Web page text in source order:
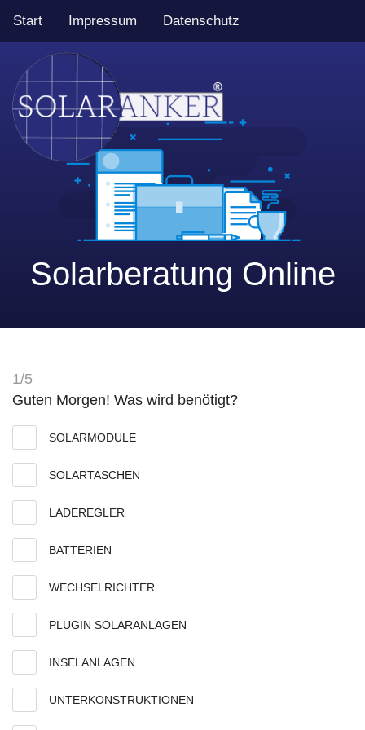
Start Impressum Datenschutz
Solarberatung Online
1/5
Guten Morgen! Was wird benötigt?
SOLARMODULE
SOLARTASCHEN
LADEREGLER
BATTERIEN
WECHSELRICHTER
PLUGIN SOLARANLAGEN
INSELANLAGEN
UNTERKONSTRUKTIONEN